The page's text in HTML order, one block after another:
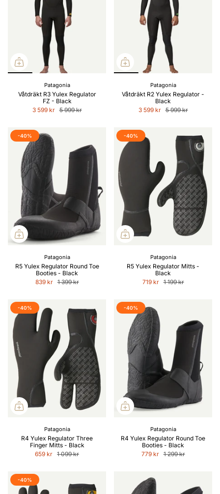
Patagonia
Våtdräkt R3 Yulex Regulator
FZ - Black
3 599 kr 5 999 kr
Patagonia
Våtdräkt R2 Yulex Regulator -
Black
3 599 kr 5 999 kr
-40%
Patagonia
R5 Yulex Regulator Round Toe
Booties - Black
839 kr 1 399 kr
-40%
Patagonia
R5 Yulex Regulator Mitts -
Black
719 kr 1 199 kr
-40%
Patagonia
R4 Yulex Regulator Three
Finger Mitts - Black
659 kr 1 099 kr
-40%
Patagonia
R4 Yulex Regulator Round Toe
Booties - Black
779 kr 1 299 kr
-40%